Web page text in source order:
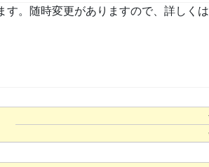
。随時変更がありますので、詳しく